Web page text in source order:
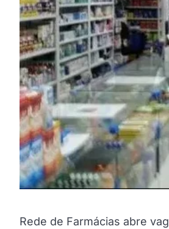
Rede de Farmácias abre